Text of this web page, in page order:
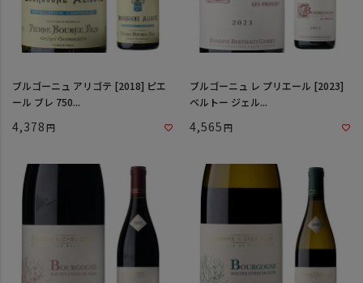
ブルゴーニュ アリゴテ [2018] ピエ
ール ブレ 750...
4,378
ブルゴーニュ レ プリエール [2023]
ベルトー ジェル...
4,565